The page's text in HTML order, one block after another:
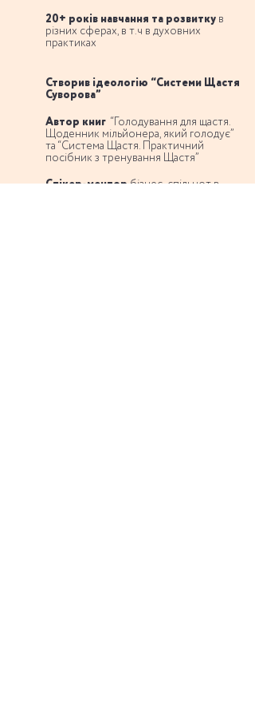
20+ років навчання та розвитку в
різних сферах, в т.ч в духовних
практиках
Створив ідеологію “Системи Щастя
Суворова”
Автор книг “Голодування для щастя.
Щоденник мільйонера, який голодує”
та “Система Щастя. Практичний
посібник з тренування Щастя”
Спікер-менторбізнес-спільнот в